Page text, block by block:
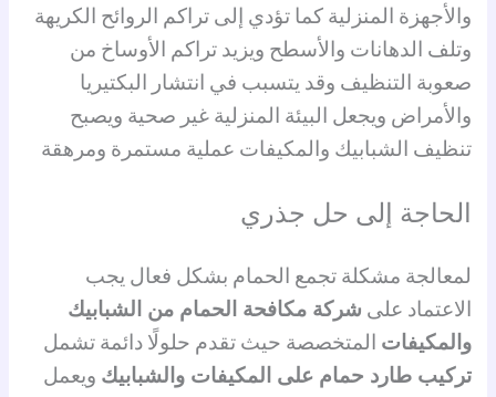
والأجهزة المنزلية كما تؤدي إلى تراكم الروائح الكريهة
وتلف الدهانات والأسطح ويزيد تراكم الأوساخ من
صعوبة التنظيف وقد يتسبب في انتشار البكتيريا
والأمراض ويجعل البيئة المنزلية غير صحية ويصبح
تنظيف الشبابيك والمكيفات عملية مستمرة ومرهقة
الحاجة إلى حل جذري
لمعالجة مشكلة تجمع الحمام بشكل فعال يجب
الاعتماد على شركة مكافحة الحمام من الشبابيك
والمكيفات المتخصصة حيث تقدم حلولًا دائمة تشمل
تركيب طارد حمام على المكيفات والشبابيك ويعمل